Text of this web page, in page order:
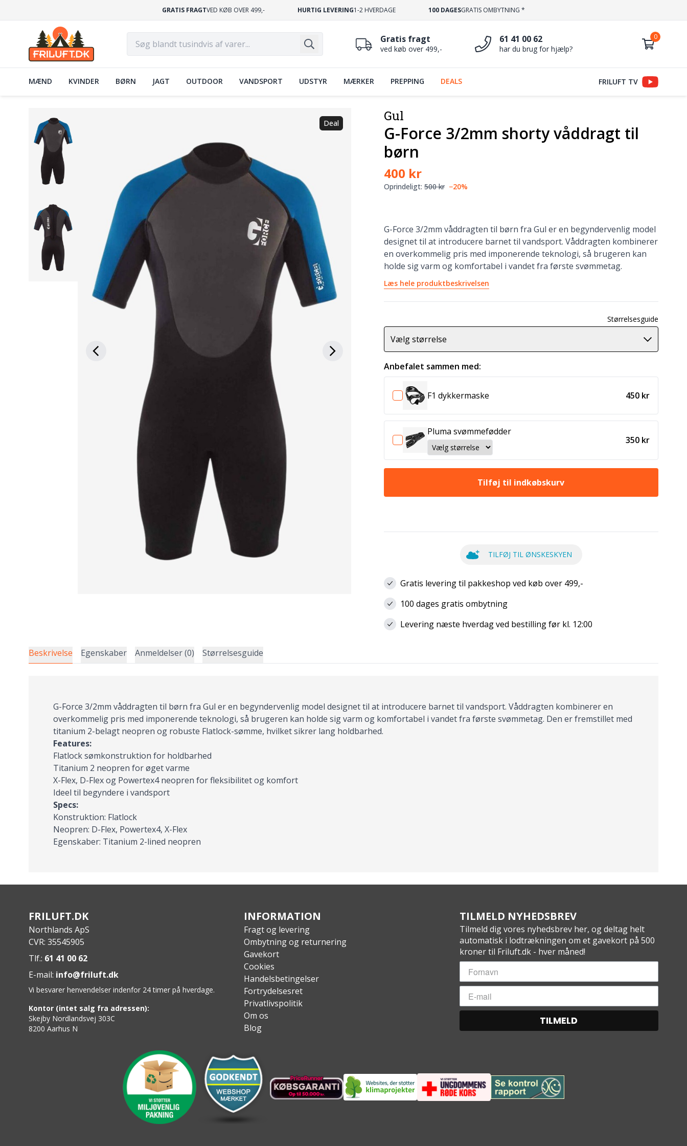
GRATIS FRAGTVED KØB OVER 499,- HURTIG LEVERING1-2 HVERDAGE 100 DAGESGRATIS OMBYTNING *
Gratis fragt
ved køb over 499,-
61 41 00 62
har du brug for hjælp?
MÆND KVINDER BØRN JAGT OUTDOOR VANDSPORT UDSTYR MÆRKER PREPPING DEALS FRILUFT TV
Deal Gul
G-Force 3/2mm shorty våddragt til
børn
400 kr
Oprindeligt: 500 kr −20%
G-Force 3/2mm våddragten til børn fra Gul er en begyndervenlig model
designet til at introducere barnet til vandsport. Våddragten kombinerer
en overkommelig pris med imponerende teknologi, så brugeren kan
holde sig varm og komfortabel i vandet fra første svømmetag.
Læs hele produktbeskrivelsen
Størrelsesguide
Vælg størrelse
Anbefalet sammen med:
F1 dykkermaske 450 kr
Pluma svømmefødder
350 kr
Tilføj til indkøbskurv
TILFØJ TIL ØNSKESKYEN
Gratis levering til pakkeshop ved køb over 499,-
100 dages gratis ombytning
Levering næste hverdag ved bestilling før kl. 12:00
Beskrivelse Egenskaber Anmeldelser (0) Størrelsesguide
G-Force 3/2mm våddragten til børn fra Gul er en begyndervenlig model designet til at introducere barnet til vandsport. Våddragten kombinerer en
overkommelig pris med imponerende teknologi, så brugeren kan holde sig varm og komfortabel i vandet fra første svømmetag. Den er fremstillet med
titanium 2-belagt neopren og robuste Flatlock-sømme, hvilket sikrer lang holdbarhed.
Features:
Flatlock sømkonstruktion for holdbarhed
Titanium 2 neopren for øget varme
X-Flex, D-Flex og Powertex4 neopren for fleksibilitet og komfort
Ideel til begyndere i vandsport
Specs:
Konstruktion: Flatlock
Neopren: D-Flex, Powertex4, X-Flex
Egenskaber: Titanium 2-lined neopren
FRILUFT.DK
Northlands ApS
CVR: 35545905
Tlf.: 61 41 00 62
E-mail: info@friluft.dk
Vi besvarer henvendelser indenfor 24 timer på hverdage.
Kontor (intet salg fra adressen):
Skejby Nordlandsvej 303C
8200 Aarhus N
INFORMATION
Fragt og levering
Ombytning og returnering
Gavekort
Cookies
Handelsbetingelser
Fortrydelsesret
Privatlivspolitik
Om os
Blog
TILMELD NYHEDSBREV
Tilmeld dig vores nyhedsbrev her, og deltag helt
automatisk i lodtrækningen om et gavekort på 500
kroner til Friluft.dk - hver måned!
TILMELD